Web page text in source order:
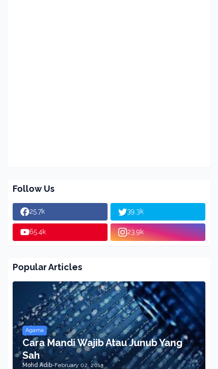
Follow Us
25.7k 39.3k
65.4k 23.9k
Popular Articles
Agama
Cara Mandi Wajib Atau Junub Yang
Sah
Mohd Adib-February 02, 2013